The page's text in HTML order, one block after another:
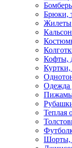
Брюки,
Жилеты
Кофты,
Одежда
Теплая
Шорты,